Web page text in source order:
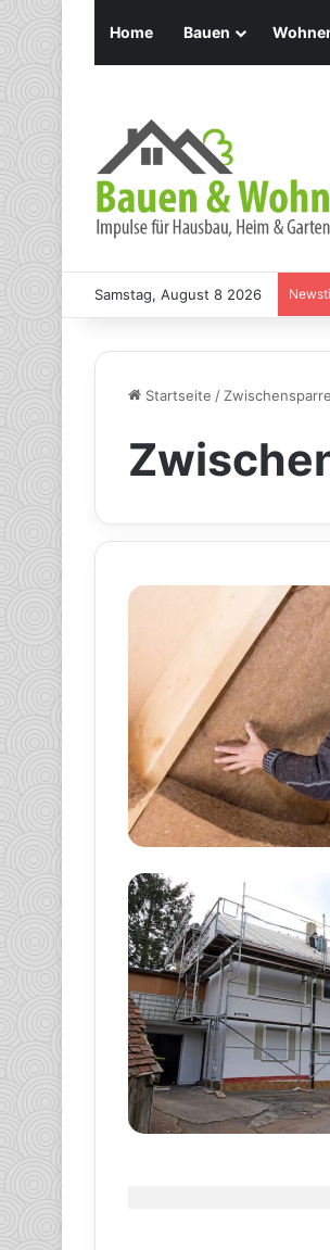
Home Bauen
Samstag, August 8 2026
Startseite /